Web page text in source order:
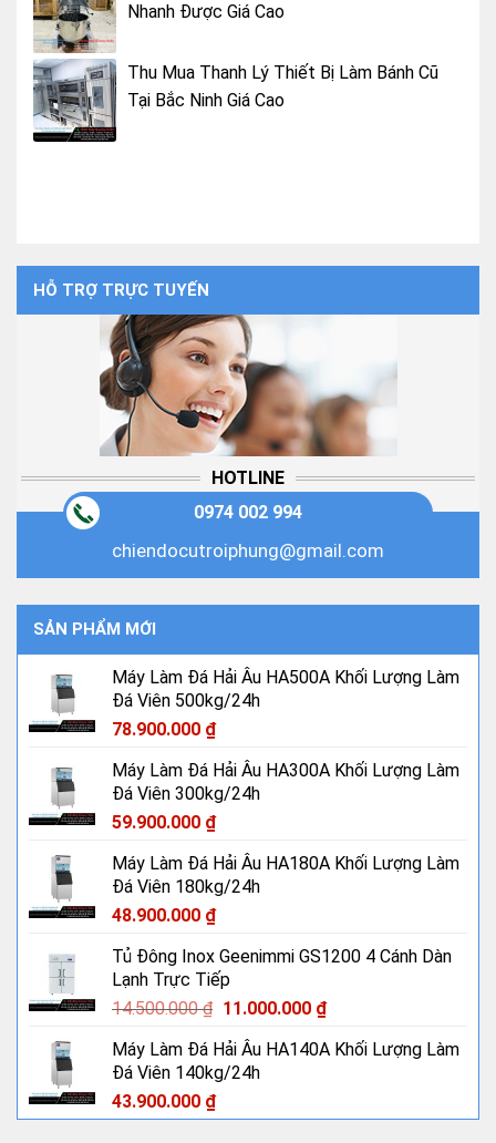
Nhanh Được Giá Cao
Thu Mua Thanh Lý Thiết Bị Làm Bánh Cũ
Tại Bắc Ninh Giá Cao
HỖ TRỢ TRỰC TUYẾN
HOTLINE
0974 002 994
chiendocutroiphung@gmail.com
SẢN PHẨM MỚI
Máy Làm Đá Hải Âu HA500A Khối Lượng Làm
Đá Viên 500kg/24h
78.900.000 ₫
Máy Làm Đá Hải Âu HA300A Khối Lượng Làm
Đá Viên 300kg/24h
59.900.000 ₫
Máy Làm Đá Hải Âu HA180A Khối Lượng Làm
Đá Viên 180kg/24h
48.900.000 ₫
Tủ Đông Inox Geenimmi GS1200 4 Cánh Dàn
Lạnh Trực Tiếp
14.500.000₫ Giá
là:
14.500.000 ₫.
11.000.000 ₫Giá
tại
Máy Làm Đá Hải Âu HA140A Khối Lượng Làm
Đá Viên 140kg/24h
43.900.000 ₫